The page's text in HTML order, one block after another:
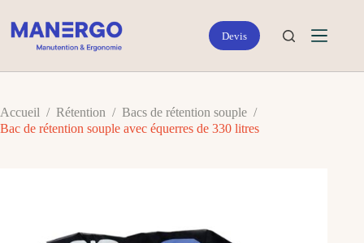
au
contenu
Accueil / Rétention / Bacs de rétention souple /
Bac de rétention souple avec équerres de 330 litres